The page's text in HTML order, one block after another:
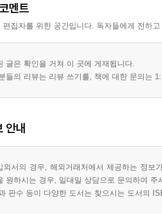
멘트
편집자를 위한 공간입니다. 독자들에게 전하
글은 확인을 거쳐 이 곳에 게재됩니다.
들의 리뷰는 리뷰 쓰기를, 책에 대한 문의는
안내
외서의 경우, 해외거래처에서 제공하는 정
원하시는 경우, 일대일 상담으로 문의하여 주
판수 등이 다양한 도서는 찾으시는 도서의